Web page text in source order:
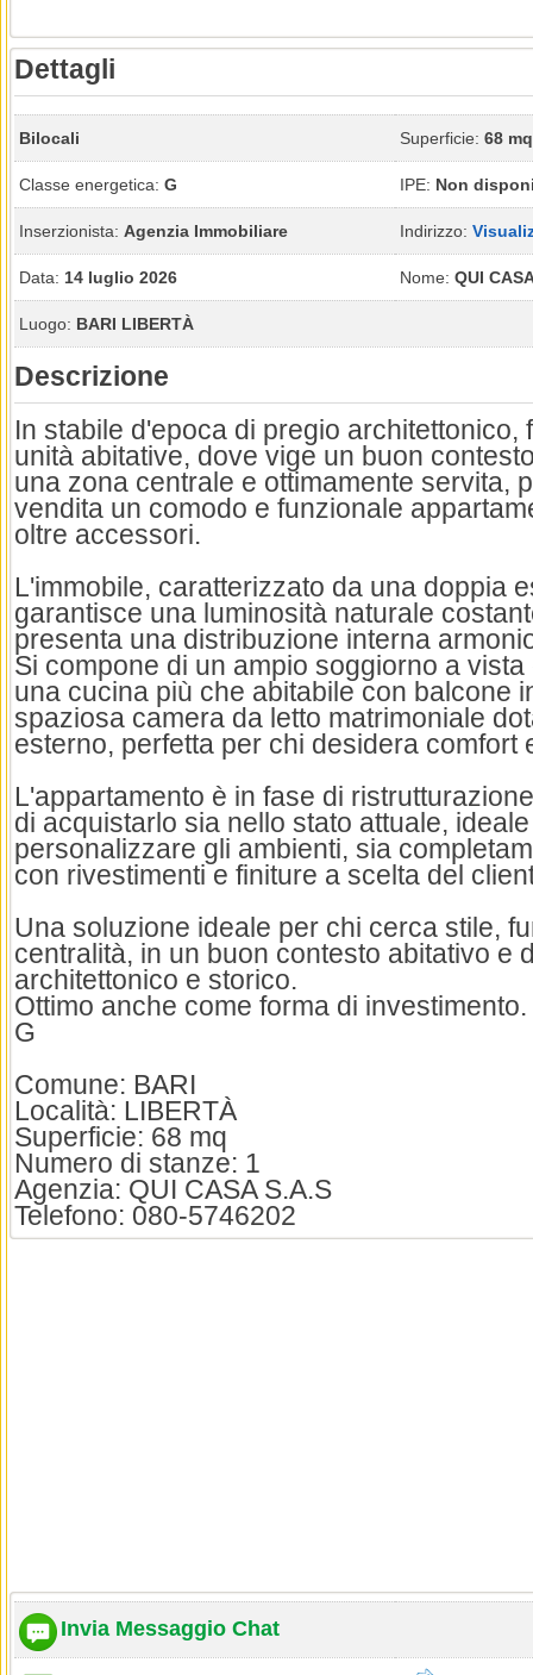
Dettagli
Bilocali Superficie: 68 mq
Classe energetica: G IPE: Non
Inserzionista: Agenzia Immobiliare Indirizzo:
Data: 14 luglio 2026 Nome: QUI
Luogo: BARI LIBERTÀ
Descrizione
In stabile d'epoca di pregio architettonico,
unità abitative, dove vige un buon
una zona centrale e ottimamente servita,
vendita un comodo e funzionale
oltre accessori.
L'immobile, caratterizzato da una doppia
garantisce una luminosità naturale
presenta una distribuzione interna
Si compone di un ampio soggiorno a
una cucina più che abitabile con balcone
spaziosa camera da letto matrimoniale
esterno, perfetta per chi desidera comfort
L'appartamento è in fase di
di acquistarlo sia nello stato attuale,
personalizzare gli ambienti, sia
con rivestimenti e finiture a scelta del
Una soluzione ideale per chi cerca stile,
centralità, in un buon contesto abitativo e
architettonico e storico.
Ottimo anche come forma di
G
Comune: BARI
Località: LIBERTÀ
Superficie: 68 mq
Numero di stanze: 1
Agenzia: QUI CASA S.A.S
Telefono: 080-5746202
Invia Messaggio Chat